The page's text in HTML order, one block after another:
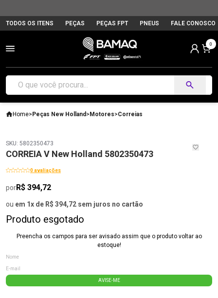
TODOS OS ITENS PEÇAS PEÇAS FPT PNEUS FALE CONOSCO
0
Home>Peças New Holland >Motores>Correias
SKU: 5802350473
CORREIA V New Holland 5802350473
0 avaliações
porR$ 394,72
ou em 1x de R$ 394,72 sem juros no cartão
Produto esgotado
Preencha os campos para ser avisado assim que o produto voltar ao
estoque!
AVISE-ME